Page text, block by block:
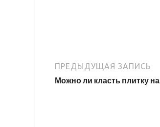
ПРЕДЫДУЩАЯ ЗАПИСЬ
Можно ли класть плитку